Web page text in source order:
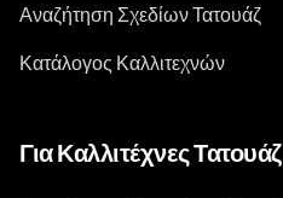
Αναζήτηση Σχεδίων Τατουάζ
Κατάλογος Καλλιτεχνών
Για Καλλιτέχνες Τατουάζ